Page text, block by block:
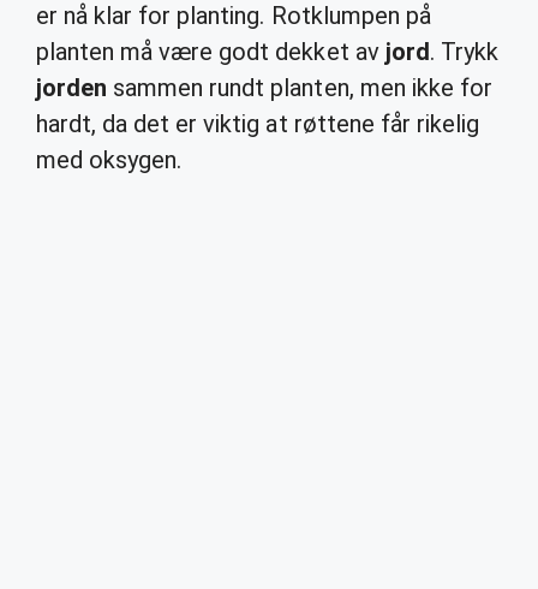
er nå klar for planting. Rotklumpen på
planten må være godt dekket av jord. Trykk
jorden sammen rundt planten, men ikke for
hardt, da det er viktig at røttene får rikelig
med oksygen.